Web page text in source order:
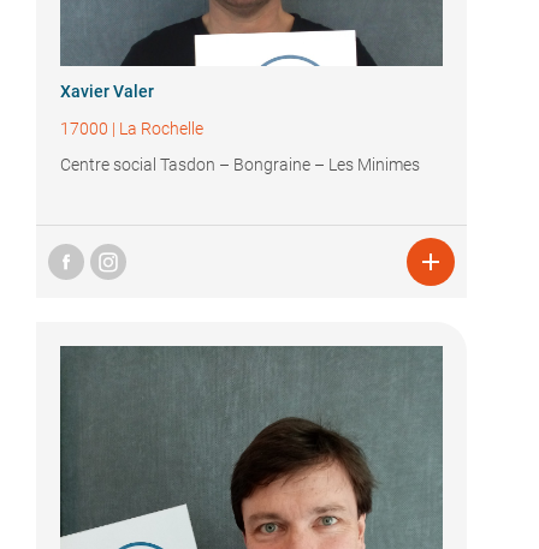
Xavier Valer
17000 | La Rochelle
Centre social Tasdon – Bongraine – Les Minimes
